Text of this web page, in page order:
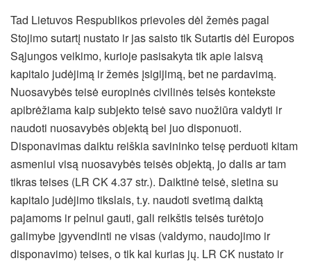
Tad Lietuvos Respublikos prievoles dėl žemės pagal
Stojimo sutartį nustato ir jas saisto tik Sutartis dėl Europos
Sąjungos veikimo, kurioje pasisakyta tik apie laisvą
kapitalo judėjimą ir žemės įsigijimą, bet ne pardavimą.
Nuosavybės teisė europinės civilinės teisės kontekste
apibrėžiama kaip subjekto teisė savo nuožiūra valdyti ir
naudoti nuosavybės objektą bei juo disponuoti.
Disponavimas daiktu reiškia savininko teisę perduoti kitam
asmeniui visą nuosavybės teisės objektą, jo dalis ar tam
tikras teises (LR CK 4.37 str.). Daiktinė teisė, sietina su
kapitalo judėjimo tikslais, t.y. naudoti svetimą daiktą
pajamoms ir pelnui gauti, gali reikštis teisės turėtojo
galimybe įgyvendinti ne visas (valdymo, naudojimo ir
disponavimo) teises, o tik kai kurias jų. LR CK nustato ir